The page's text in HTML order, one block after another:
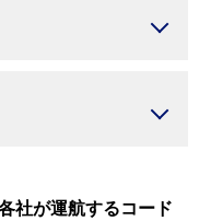
社が運航するコード